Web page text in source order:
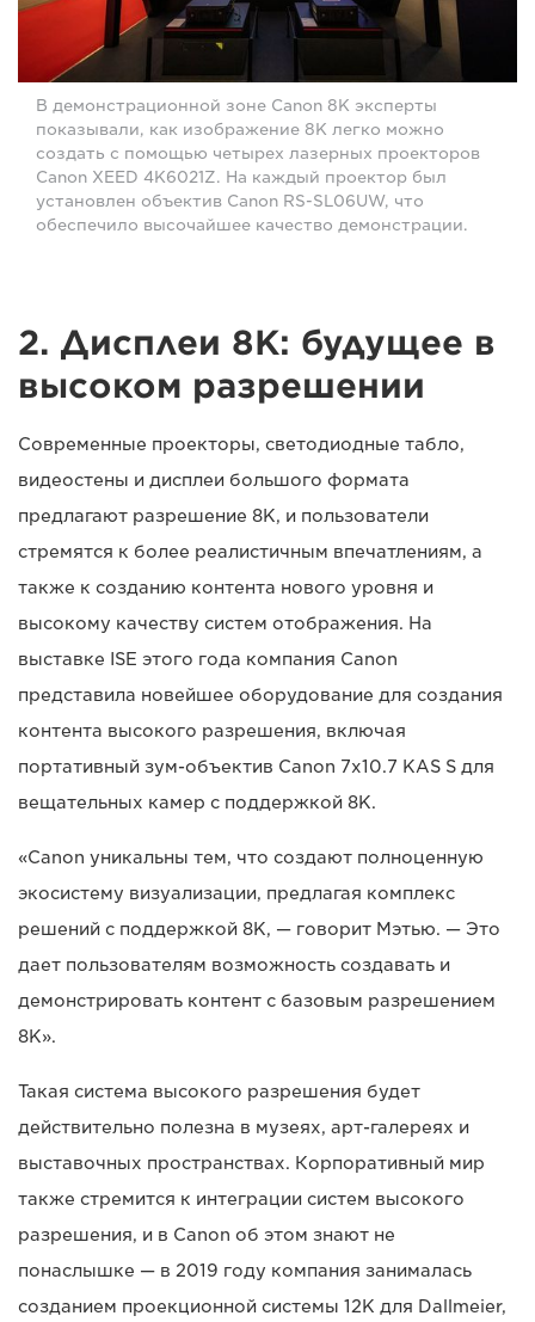
В демонстрационной зоне Canon 8K эксперты
показывали, как изображение 8K легко можно
создать с помощью четырех лазерных проекторов
Canon XEED 4K6021Z. На каждый проектор был
установлен объектив Canon RS-SL06UW, что
обеспечило высочайшее качество демонстрации.
2. Дисплеи 8K: будущее в
высоком разрешении
Современные проекторы, светодиодные табло,
видеостены и дисплеи большого формата
предлагают разрешение 8K, и пользователи
стремятся к более реалистичным впечатлениям, а
также к созданию контента нового уровня и
высокому качеству систем отображения. На
выставке ISE этого года компания Canon
представила новейшее оборудование для создания
контента высокого разрешения, включая
портативный зум-объектив Canon 7x10.7 KAS S для
вещательных камер с поддержкой 8K.
«Canon уникальны тем, что создают полноценную
экосистему визуализации, предлагая комплекс
решений с поддержкой 8K, — говорит Мэтью. — Это
дает пользователям возможность создавать и
демонстрировать контент с базовым разрешением
8K».
Такая система высокого разрешения будет
действительно полезна в музеях, арт-галереях и
выставочных пространствах. Корпоративный мир
также стремится к интеграции систем высокого
разрешения, и в Canon об этом знают не
понаслышке — в 2019 году компания занималась
созданием проекционной системы 12K для Dallmeier,